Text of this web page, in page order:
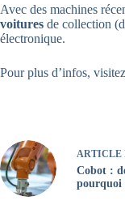
Avec des machines
voitures de collection
électronique.
Pour plus d’infos,
ARTICLE
Cobot :
pourquoi